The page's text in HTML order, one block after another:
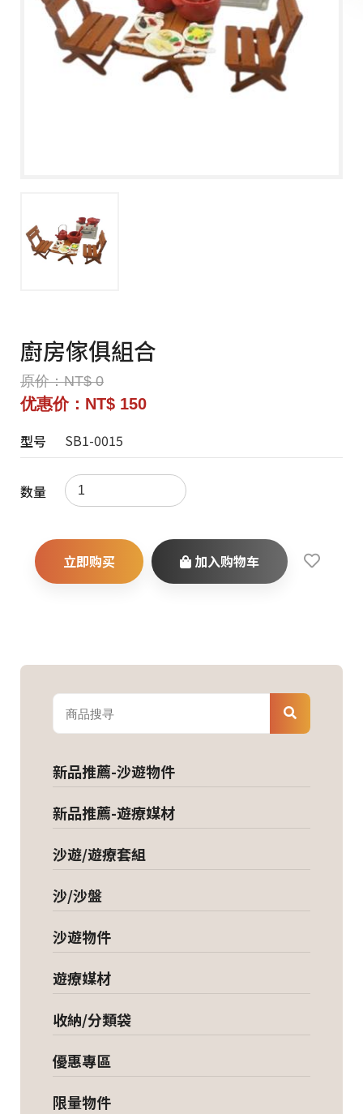
新品推薦-沙遊物件
新品推薦-遊療媒材
沙遊/遊療套組
沙/沙盤
沙遊物件
遊療媒材
收納/分類袋
優惠專區
限量物件
廚房傢俱組合
原价：NT$ 0
优惠价：NT$ 150
型号 SB1-0015
数量
立即购买 加入购物车